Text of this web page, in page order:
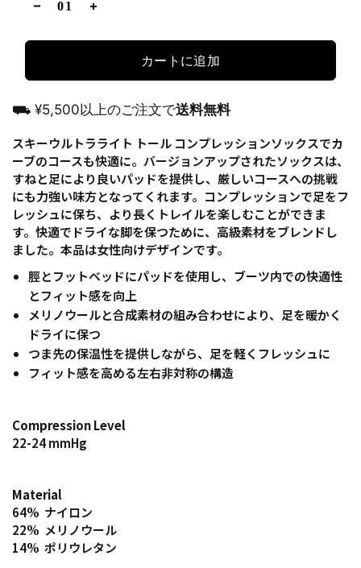
カートに追加
⛟ ¥5,500以上のご注文で送料無料
スキーウルトラライト トール コンプレッションソックスでカ
ーブのコースも快適に。バージョンアップされたソックスは、
すねと足により良いパッドを提供し、厳しいコースへの挑戦
にも力強い味方となってくれます。コンプレッションで足をフ
レッシュに保ち、より長くトレイルを楽しむことができま
す。快適でドライな脚を保つために、高級素材をブレンドし
ました。本品は女性向けデザインです。
脛とフットベッドにパッドを使用し、ブーツ内での快適性
とフィット感を向上
メリノウールと合成素材の組み合わせにより、足を暖かく
ドライに保つ
つま先の保温性を提供しながら、足を軽くフレッシュに
フィット感を高める左右非対称の構造
Compression Level
22-24 mmHg
Material
64% ナイロン
22% メリノウール
14% ポリウレタン